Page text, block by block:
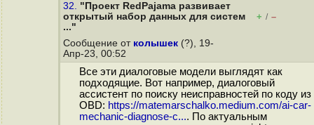
32. "Проект RedPajama развивает
открытый набор данных для систем
..."
+ / –
Сообщение от колышек (?), 19-
Апр-23, 00:52
Все эти диалоговые модели выглядят как
подходящие. Вот например, диалоговый
ассистент по поиску неисправностей по коду из
OBD: https://matemarschalko.medium.com/ai-car-
mechanic-diagnose-c.... По актуальным